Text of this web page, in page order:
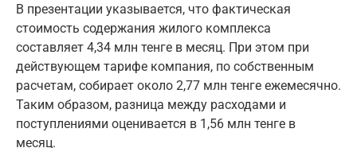
В презентации указывается, что фактическая
стоимость содержания жилого комплекса
составляет 4,34 млн тенге в месяц. При этом при
действующем тарифе компания, по собственным
расчетам, собирает около 2,77 млн тенге ежемесячно.
Таким образом, разница между расходами и
поступлениями оценивается в 1,56 млн тенге в
месяц.